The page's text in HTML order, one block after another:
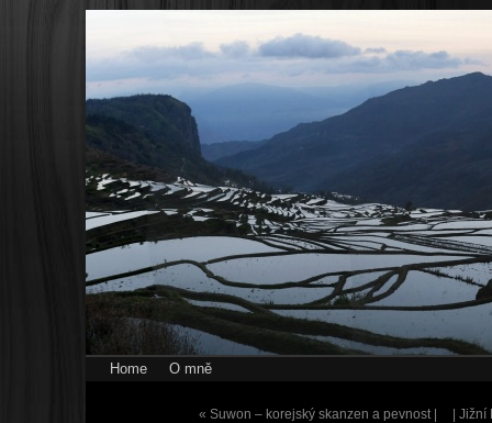
Home O mně
« Suwon – korejský skanzen a pevnost | |